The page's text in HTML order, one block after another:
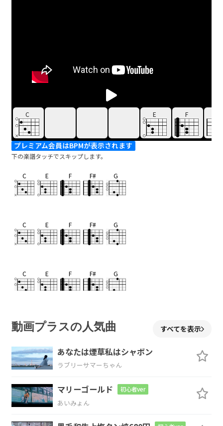
C E F
プレミアム会員はBPMが表示されます
下の楽譜タッチでスキップします。
C E F F# G
C E F F# G
C E F F# G
C E F# G
C E
C E
動画プラスの人気曲 すべてを表示
あなたは煙草私はシャボン
ラブリーサマーちゃん
マリーゴールド 初心者ver
あいみょん